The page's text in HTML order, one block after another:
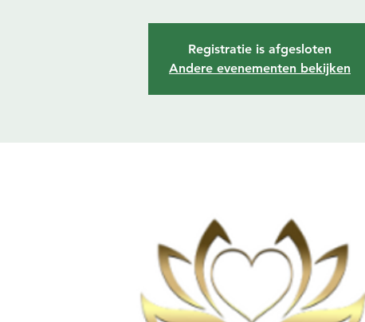
Registratie is afgesloten
Andere evenementen bekijken